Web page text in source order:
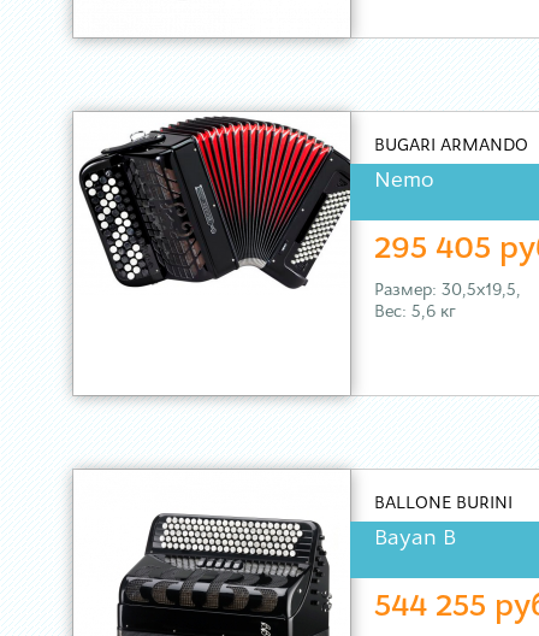
BUGARI ARMANDO
Nemo
295 405
Размер: 30,5х19,5,
Вес: 5,6 кг
BALLONE BURINI
Bayan B
544 255